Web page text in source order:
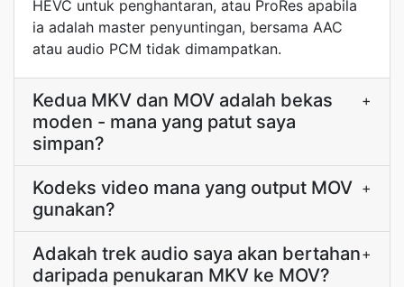
HEVC untuk penghantaran, atau ProRes apabila
ia adalah master penyuntingan, bersama AAC
atau audio PCM tidak dimampatkan.
Kedua MKV dan MOV adalah bekas
moden - mana yang patut saya
simpan?
+
Kodeks video mana yang output MOV
gunakan?
+
Adakah trek audio saya akan bertahan
daripada penukaran MKV ke MOV?
+